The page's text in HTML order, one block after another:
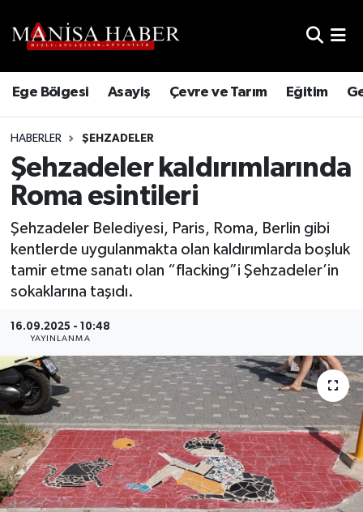
Ege Bölgesi Asayiş Çevre ve Tarım Eğitim
HABERLER ŞEHZADELER
Şehzadeler kaldırımlarında
Roma esintileri
Şehzadeler Belediyesi, Paris, Roma, Berlin gibi
kentlerde uygulanmakta olan kaldırımlarda boşluk
tamir etme sanatı olan “flacking”i Şehzadeler’in
sokaklarına taşıdı.
16.09.2025 - 10:48
YAYINLANMA
Trafik Durumu
Süper Lig Puan Durumu ve Fikstür
Tüm Manşetler
Son Dakika Haberleri
Haber Arşivi